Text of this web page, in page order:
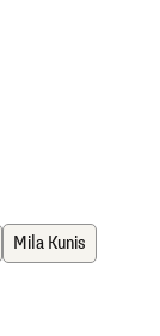
Mila Kunis